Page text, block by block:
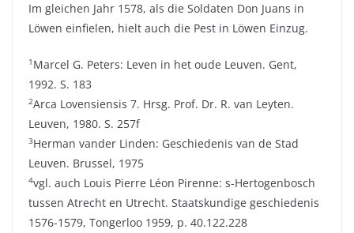
Im gleichen Jahr 1578, als die Soldaten Don Juans in
Löwen einfielen, hielt auch die Pest in Löwen Einzug.
1 Marcel G. Peters: Leven in het oude Leuven. Gent,
1992. S. 183
2Arca Lovensiensis 7. Hrsg. Prof. Dr. R. van Leyten.
Leuven, 1980. S. 257f
3Herman vander Linden: Geschiedenis van de Stad
Leuven. Brussel, 1975
4vgl. auch Louis Pierre Léon Pirenne: s-Hertogenbosch
tussen Atrecht en Utrecht. Staatskundige geschiedenis
1576-1579, Tongerloo 1959, p. 40.122.228